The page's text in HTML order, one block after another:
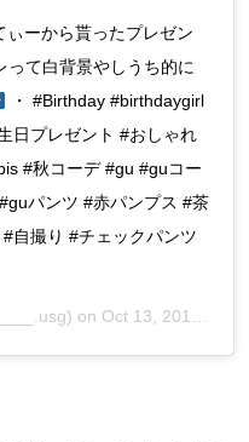
ーから貰ったプレゼン
って白背景やしうち的に
・ #Birthday #birthdaygirl
日プレゼント #おしゃれ
#秋コーデ #gu #guコー
パンツ #赤パンプス #茶
自撮り #チェックパンツ
on Oct 13, 2019 at 3:49am PDT